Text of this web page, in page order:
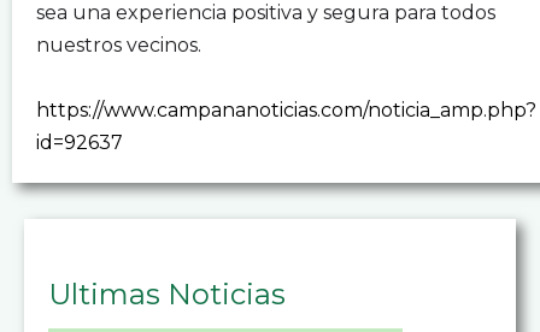
sea una experiencia positiva y segura para todos
nuestros vecinos.
https://www.campananoticias.com/noticia_amp.php?
id=92637
Ultimas Noticias